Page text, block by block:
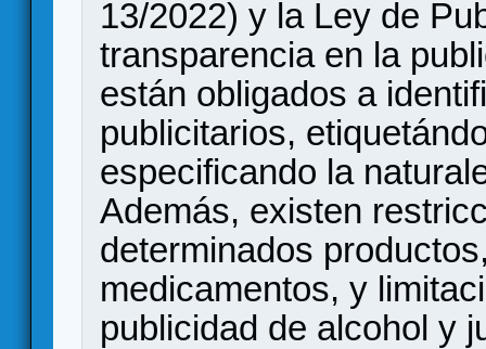
13/2022) y la Ley de
transparencia en la
están obligados a
publicitarios,
especificando la
Además, existen
determinados
medicamentos, y
publicidad de alcohol y